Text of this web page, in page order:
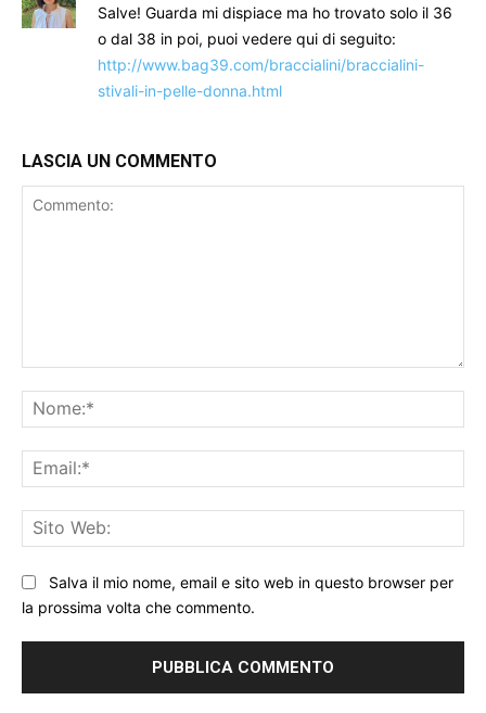
Salve! Guarda mi dispiace ma ho trovato solo il 36
o dal 38 in poi, puoi vedere qui di seguito:
http://www.bag39.com/braccialini/braccialini-
stivali-in-pelle-donna.html
LASCIA UN COMMENTO
Salva il mio nome, email e sito web in questo browser per
la prossima volta che commento.